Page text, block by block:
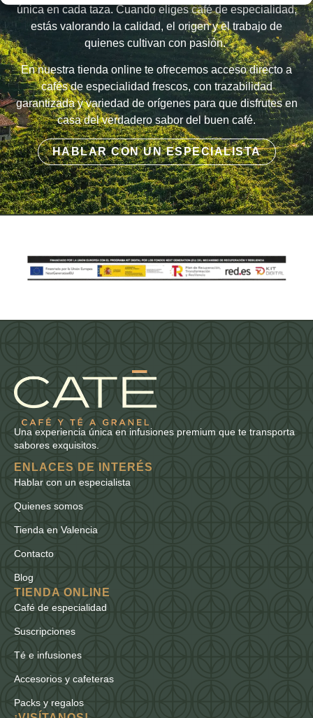
única en cada taza. Cuando eliges café de especialidad,
estás valorando la calidad, el origen y el trabajo de
quienes cultivan con pasión.
En nuestra tienda online te ofrecemos acceso directo a
cafés de especialidad frescos, con trazabilidad
garantizada y variedad de orígenes para que disfrutes en
casa del verdadero sabor del buen café.
HABLAR CON UN ESPECIALISTA
Una experiencia única en infusiones premium que te transporta
sabores exquisitos.
ENLACES DE INTERÉS
Hablar con un especialista
Quienes somos
Tienda en Valencia
Contacto
Blog
TIENDA ONLINE
Café de especialidad
Suscripciones
Té e infusiones
Accesorios y cafeteras
Packs y regalos